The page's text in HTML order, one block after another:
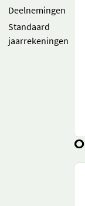
Deelnemingen
Standaard
jaarrekeningen